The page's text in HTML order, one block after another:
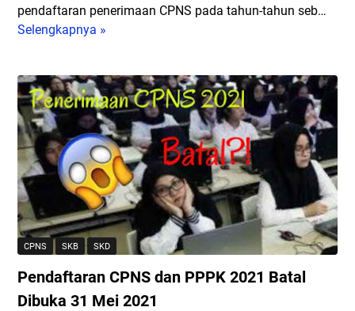
D
a
r
d
a
k
t
i
S
i
n
i
l
i
k
i
I
j
a
z
a
h
pendaftaran penerimaan CPNS pada tahun-tahun seb…
Selengkapnya »
g
u
m
u
m
a
n
C
P
N
S
d
CPNS SKB SKD
Pendaftaran CPNS dan PPPK 2021 Batal
Dibuka 31 Mei 2021